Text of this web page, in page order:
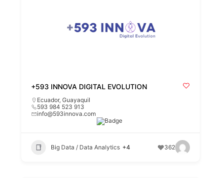
+593 INNOVA DIGITAL EVOLUTION
Ecuador,Guayaquil
593 984 523 913
info@593innova.com
Big Data / Data Analytics +4 362